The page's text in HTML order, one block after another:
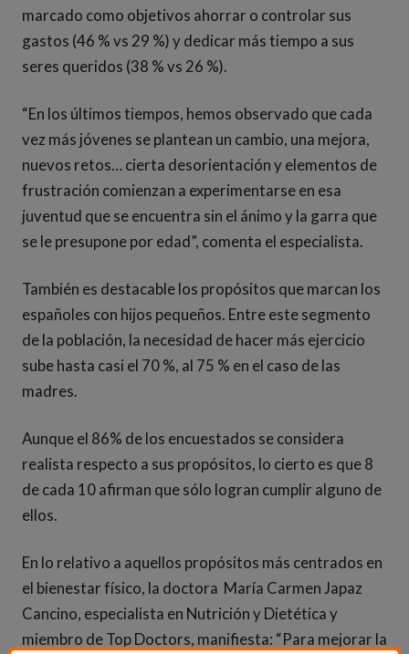
marcado como objetivos ahorrar o controlar sus
gastos (46 % vs 29 %) y dedicar más tiempo a sus
seres queridos (38 % vs 26 %).
“En los últimos tiempos, hemos observado que cada
vez más jóvenes se plantean un cambio, una mejora,
nuevos retos… cierta desorientación y elementos de
frustración comienzan a experimentarse en esa
juventud que se encuentra sin el ánimo y la garra que
se le presupone por edad”, comenta el especialista.
También es destacable los propósitos que marcan los
españoles con hijos pequeños. Entre este segmento
de la población, la necesidad de hacer más ejercicio
sube hasta casi el 70 %, al 75 % en el caso de las
madres.
Aunque el 86% de los encuestados se considera
realista respecto a sus propósitos, lo cierto es que 8
de cada 10 afirman que sólo logran cumplir alguno de
ellos.
En lo relativo a aquellos propósitos más centrados en
el bienestar físico, la doctora María Carmen Japaz
Cancino, especialista en Nutrición y Dietética y
miembro de Top Doctors, manifiesta: “Para mejorar la